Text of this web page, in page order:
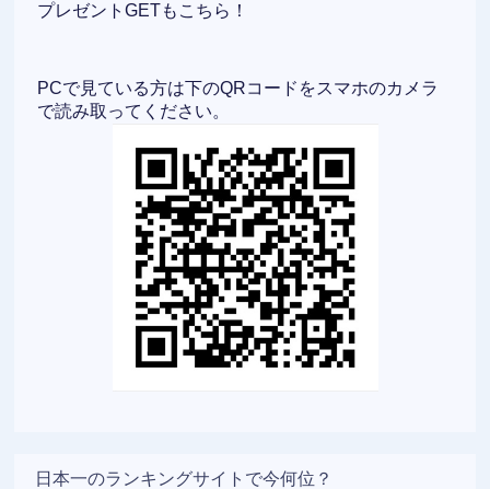
プレゼントGETもこちら！
PCで見ている方は下のQRコードをスマホのカメラ
で読み取ってください。
日本一のランキングサイトで今何位？